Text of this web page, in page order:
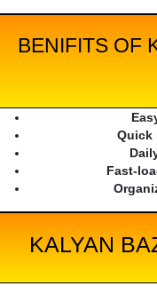
BENIFITS OF
Quick
Fast-
KALYAN